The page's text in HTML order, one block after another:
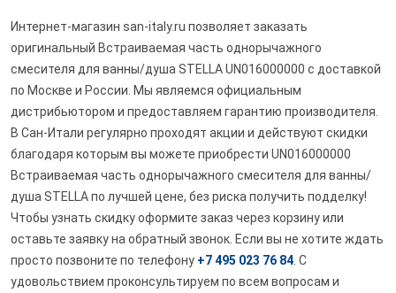
Интернет-магазин san-italy.ru позволяет заказать
оригинальный Встраиваемая часть однорычажного
смесителя для ванны/душа STELLA UN016000000 с доставкой
по Москве и России. Мы являемся официальным
дистрибьютором и предоставляем гарантию производителя.
В Сан-Итали регулярно проходят акции и действуют скидки
благодаря которым вы можете приобрести UN016000000
Встраиваемая часть однорычажного смесителя для ванны/
душа STELLA по лучшей цене, без риска получить подделку!
Чтобы узнать скидку оформите заказ через корзину или
оставьте заявку на обратный звонок. Если вы не хотите ждать
просто позвоните по телефону +7 495 023 76 84 . С
удовольствием проконсультируем по всем вопросам и